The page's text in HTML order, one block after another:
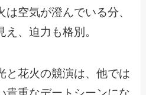
空気が澄んでいる分、
、迫力も格別。
と花火の競演は、他では